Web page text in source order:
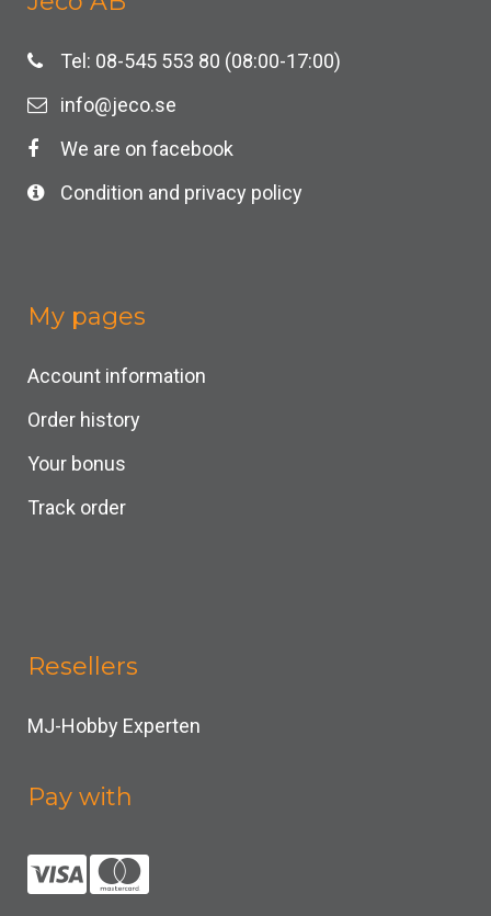
Tel: 08-545 553 80 (08:00-17:00)
info@jeco.se
We are on facebook
Condition and privacy policy
My pages
Account information
Order history
Your bonus
Track order
Resellers
MJ-Hobby Experten
Pay with